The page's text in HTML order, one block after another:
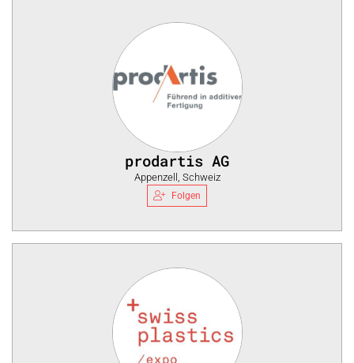
prodartis AG
Appenzell, Schweiz
Folgen